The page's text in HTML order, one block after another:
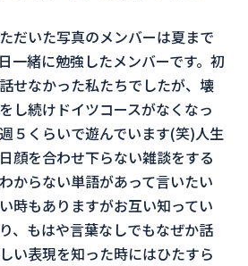
だいた写真のメンバーは夏まで
一緒に勉強したメンバーです。初
せなかった私たちでしたが、壊
し続けドイツコースがなくなっ
５くらいで遊んでいます(笑)人生
顔を合わせ下らない雑談をする
からない単語があって言いたい
時もありますがお互い知ってい
、もはや言葉なしでもなぜか話
い表現を知った時にはひたすら